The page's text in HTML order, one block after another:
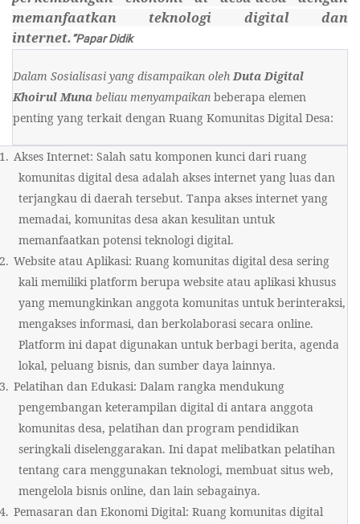
memanfaatkan teknologi digital dan
internet.”Papar Didik
Dalam Sosialisasi yang disampaikan olehDuta Digital
Khoirul Muna beliau menyampaikanbeberapa elemen
penting yang terkait dengan Ruang Komunitas Digital Desa:
Akses Internet: Salah satu komponen kunci dari ruang
komunitas digital desa adalah akses internet yang luas dan
terjangkau di daerah tersebut. Tanpa akses internet yang
memadai, komunitas desa akan kesulitan untuk
memanfaatkan potensi teknologi digital.
Website atau Aplikasi: Ruang komunitas digital desa sering
kali memiliki platform berupa website atau aplikasi khusus
yang memungkinkan anggota komunitas untuk berinteraksi,
mengakses informasi, dan berkolaborasi secara online.
Platform ini dapat digunakan untuk berbagi berita, agenda
lokal, peluang bisnis, dan sumber daya lainnya.
Pelatihan dan Edukasi: Dalam rangka mendukung
pengembangan keterampilan digital di antara anggota
komunitas desa, pelatihan dan program pendidikan
seringkali diselenggarakan. Ini dapat melibatkan pelatihan
tentang cara menggunakan teknologi, membuat situs web,
mengelola bisnis online, dan lain sebagainya.
Pemasaran dan Ekonomi Digital: Ruang komunitas digital